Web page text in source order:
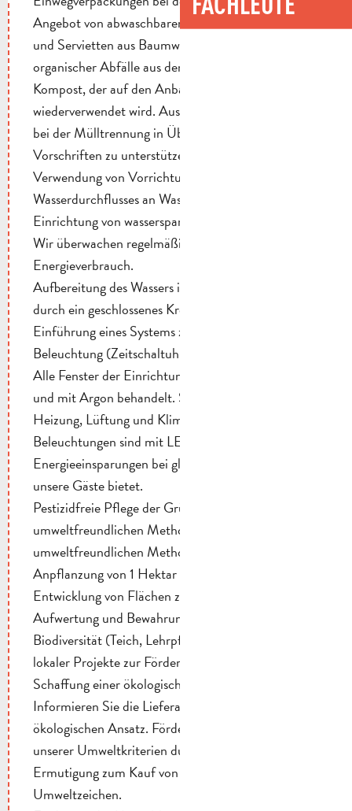
Angebot von abwaschbarem Geschirr, Tischdecken
und Servietten aus Baumwolle. Verwertung
organischer Abfälle aus dem Restaurant zu
Kompost, der auf den Anbauflächen der Domaine
wiederverwendet wird. Aushänge, um unsere Gäste
bei der Mülltrennung in Übereinstimmung mit den
Vorschriften zu unterstützen.
Verwendung von Vorrichtungen zur Regulierung des
Wasserdurchflusses an Wasserhähnen und Duschen.
Einrichtung von wassersparenden Toiletten.
Wir überwachen regelmäßig unseren
Energieverbrauch.
Aufbereitung des Wassers in unserem Schwimmbad
durch ein geschlossenes Kreislaufsystem.
Einführung eines Systems zur Steuerung der
Beleuchtung (Zeitschaltuhr, Präsenzmelder usw.).
Alle Fenster der Einrichtung sind doppelt verglast
und mit Argon behandelt. Ständige Kontrolle über
Heizung, Lüftung und Klimaanlage. Alle unsere
Beleuchtungen sind mit LEDs ausgestattet, was
Energieeinsparungen bei gleichem Komfort für
unsere Gäste bietet.
Pestizidfreie Pflege der Grünflächen mit
umweltfreundlichen Methoden.
umweltfreundlichen Methoden. Jährliche
Anpflanzung von 1 Hektar Blumen für Bestäuber
Entwicklung von Flächen zur Erhaltung,
Aufwertung und Bewahrung der lokalen
Biodiversität (Teich, Lehrpfad...). Unterstützung
lokaler Projekte zur Förderung der Biodiversität.
Schaffung einer ökologischen Einkaufsstrategie.
Informieren Sie die Lieferanten über unseren
ökologischen Ansatz. Förderung der Einhaltung
unserer Umweltkriterien durch die Lieferanten.
Ermutigung zum Kauf von Produkten mit
Umweltzeichen.